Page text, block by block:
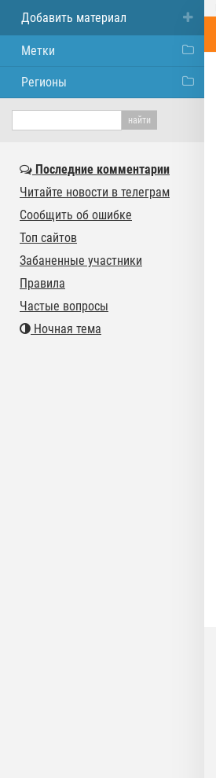
Добавить материал
Метки
Регионы
Последние комментарии
Читайте новости в телеграм
Сообщить об ошибке
Топ сайтов
Забаненные участники
Правила
Частые вопросы
Ночная тема